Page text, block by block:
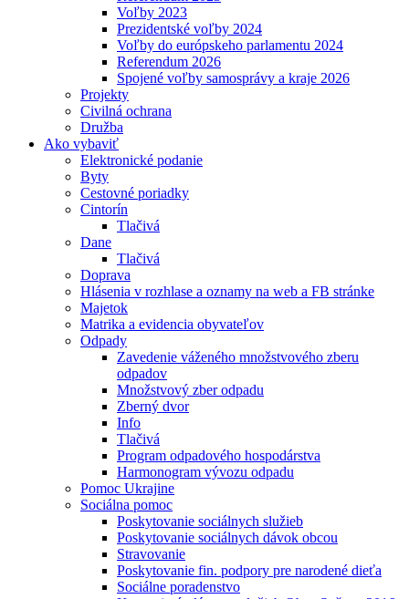
Voľby 2023
Prezidentské voľby 2024
Voľby do európskeho parlamentu 2024
Referendum 2026
Spojené voľby samosprávy a kraje 2026
Projekty
Civilná ochrana
Družba
Ako vybaviť
Elektronické podanie
Byty
Cestovné poriadky
Cintorín
Tlačivá
Dane
Tlačivá
Doprava
Hlásenia v rozhlase a oznamy na web a FB stránke
Majetok
Matrika a evidencia obyvateľov
Odpady
Zavedenie váženého množstvového zberu
odpadov
Množstvový zber odpadu
Zberný dvor
Info
Tlačivá
Program odpadového hospodárstva
Harmonogram vývozu odpadu
Pomoc Ukrajine
Sociálna pomoc
Poskytovanie sociálnych služieb
Poskytovanie sociálnych dávok obcou
Stravovanie
Poskytovanie fin. podpory pre narodené dieťa
Sociálne poradenstvo